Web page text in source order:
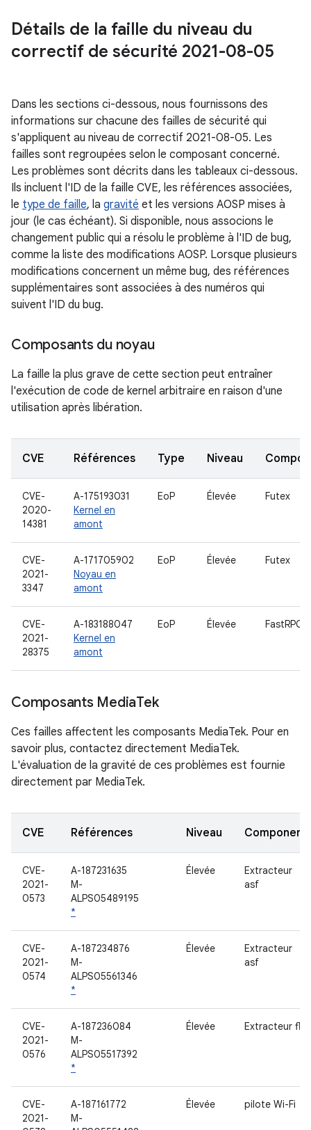
Détails de la faille du niveau du
correctif de sécurité 2021-08-05
Dans les sections ci-dessous, nous fournissons des
informations sur chacune des failles de sécurité qui
s'appliquent au niveau de correctif 2021-08-05. Les
failles sont regroupées selon le composant concerné.
Les problèmes sont décrits dans les tableaux ci-dessous.
Ils incluent l'ID de la faille CVE, les références associées,
le type de faille, la gravité et les versions AOSP mises à
jour (le cas échéant). Si disponible, nous associons le
changement public qui a résolu le problème à l'ID de bug,
comme la liste des modifications AOSP. Lorsque plusieurs
modifications concernent un même bug, des références
supplémentaires sont associées à des numéros qui
suivent l'ID du bug.
Composants du noyau
La faille la plus grave de cette section peut entraîner
l'exécution de code de kernel arbitraire en raison d'une
utilisation après libération.
CVE Références Type Niveau
CVE-
2020-
14381
A-175193031
Kernel en
amont
EoP Élevée Futex
CVE-
2021-
3347
A-171705902
Noyau en
amont
EoP Élevée Futex
CVE-
2021-
28375
A-183188047
Kernel en
amont
EoP Élevée FastRPC
Composants MediaTek
Ces failles affectent les composants MediaTek. Pour en
savoir plus, contactez directement MediaTek.
L'évaluation de la gravité de ces problèmes est fournie
directement par MediaTek.
CVE Références Niveau Component
CVE-
2021-
0573
A-187231635
M-
ALPS05489195
*
Élevée
Extracteur
asf
CVE-
2021-
0574
A-187234876
M-
ALPS05561346
*
Élevée
Extracteur
asf
CVE-
2021-
0576
A-187236084
M-
ALPS05517392
*
Élevée Extracteur flv
CVE-
2021-
A-187161772
M-
Élevée pilote Wi-Fi